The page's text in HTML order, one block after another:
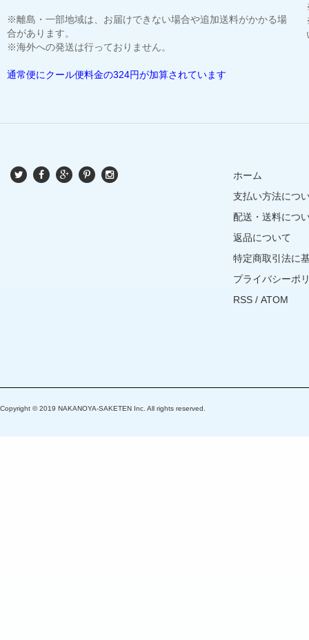
※離島・一部地域は、お届けできない場合や追加送料がかかる場
合があります。
※海外への発送は行っておりません。
通常便にクール便料金の324円が加算されています
ホーム
支払い方法につ
配送・送料につ
返品について
特定商取引法に
プライバシーポ
RSS / ATOM
Copyright © 2019 NAKANOYA-SAKETEN Inc. All rights reserved.